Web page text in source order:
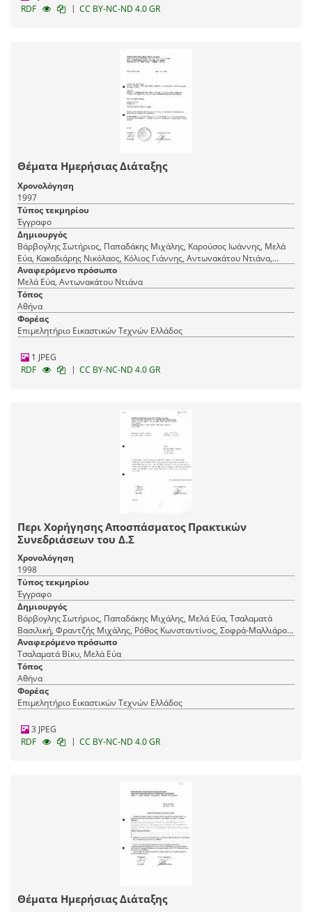
RDF
| CC BY-NC-ND 4.0 GR
Θέματα Ημερήσιας Διάταξης
Χρονολόγηση
1997
Τύπος τεκμηρίου
Έγγραφο
Δημιουργός
Βάρβογλης Σωτήριος, Παπαδάκης Μιχάλης, Καρούσος Ιωάννης, Μελά
Εύα, Κακαδιάρης Νικόλαος, Κόλιος Γιάννης, Αντωνακάτου Ντιάνα,
Μελισσαράτου Ευαγγελία, Ρόθος Κωνσταντίνος
Αναφερόμενο πρόσωπο
Μελά Εύα, Αντωνακάτου Ντιάνα
Τόπος
Αθήνα
Φορέας
Επιμελητήριο Εικαστικών Τεχνών Ελλάδος
1 JPEG
RDF
| CC BY-NC-ND 4.0 GR
Περι Χορήγησης Αποσπάσματος Πρακτικών
Συνεδριάσεων του Δ.Σ
Χρονολόγηση
1998
Τύπος τεκμηρίου
Έγγραφο
Δημιουργός
Βάρβογλης Σωτήριος, Παπαδάκης Μιχάλης, Μελά Εύα, Τσαλαματά
Βασιλική, Φραντζής Μιχάλης, Ρόθος Κωνσταντίνος, Σοφρά-Μαλλιάρου
Βασιλική
Αναφερόμενο πρόσωπο
Τσαλαματά Βίκυ, Μελά Εύα
Τόπος
Αθήνα
Φορέας
Επιμελητήριο Εικαστικών Τεχνών Ελλάδος
3 JPEG
RDF
| CC BY-NC-ND 4.0 GR
Θέματα Ημερήσιας Διάταξης